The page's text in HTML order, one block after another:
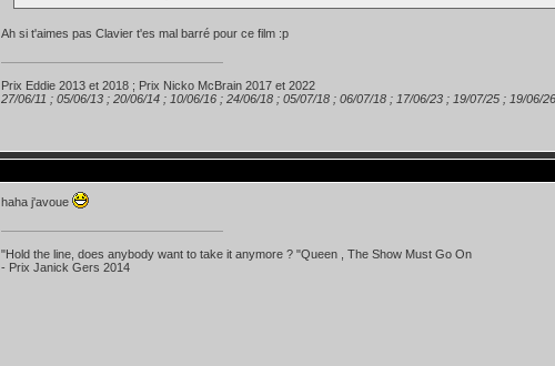
Ah si t'aimes pas Clavier t'es mal barré pour ce film :p
Prix Eddie 2013 et 2018 ; Prix Nicko McBrain 2017 et 2022
27/06/11 ; 05/06/13 ; 20/06/14 ; 10/06/16 ; 24/06/18 ; 05/07/18 ; 06/07/18 ; 17/06/23 ; 19/07/25 ; 19/06/26
haha j'avoue
"Hold the line, does anybody want to take it anymore ? "Queen , The Show Must Go On
- Prix Janick Gers 2014